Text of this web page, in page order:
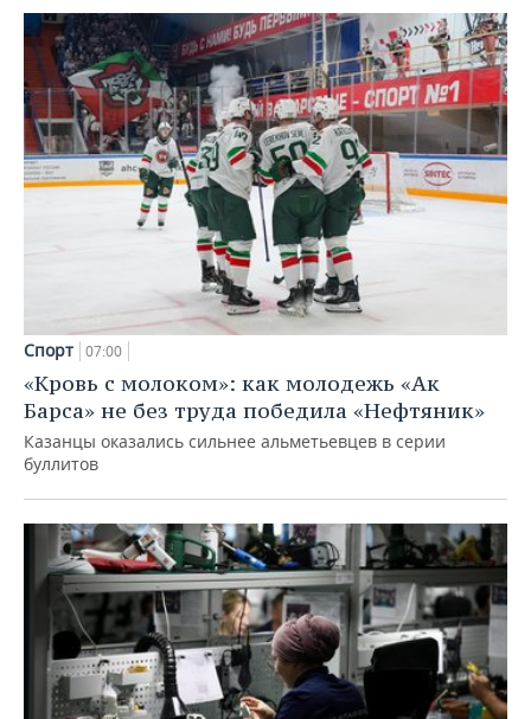
Спорт 07:00
«Кровь с молоком»: как молодежь «Ак
Барса» не без труда победила «Нефтяник»
Казанцы оказались сильнее альметьевцев в серии
буллитов